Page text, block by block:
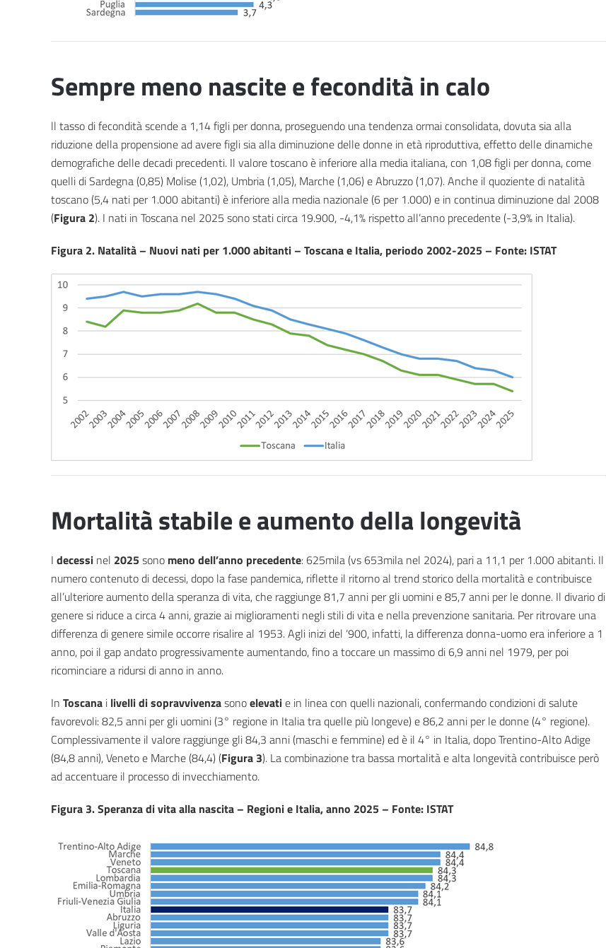
Sempre meno nascite e fecondità in calo
ll tasso di fecondità scende a 1,14 figli per donna, proseguendo una tendenza ormai consolidata, dovuta sia alla
riduzione della propensione ad avere figli sia alla diminuzione delle donne in età riproduttiva, effetto delle dinamiche
demografiche delle decadi precedenti. Il valore toscano è inferiore alla media italiana, con 1,08 figli per donna, come
quelli di Sardegna (0,85) Molise (1,02), Umbria (1,05), Marche (1,06) e Abruzzo (1,07). Anche il quoziente di natalità
toscano (5,4 nati per 1.000 abitanti) è inferiore alla media nazionale (6 per 1.000) e in continua diminuzione dal 2008
(Figura 2). I nati in Toscana nel 2025 sono stati circa 19.900, -4,1% rispetto all’anno precedente (-3,9% in Italia).
Figura 2. Natalità – Nuovi nati per 1.000 abitanti – Toscana e Italia, periodo 2002-2025 – Fonte: ISTAT
Mortalità stabile e aumento della longevità
I decessi nel 2025sono meno dell’anno precedente: 625mila (vs 653mila nel 2024), pari a 11,1 per 1.000 abitanti. Il
numero contenuto di decessi, dopo la fase pandemica, riflette il ritorno al trend storico della mortalità e contribuisce
all’ulteriore aumento della speranza di vita, che raggiunge 81,7 anni per gli uomini e 85,7 anni per le donne. Il divario di
genere si riduce a circa 4 anni, grazie ai miglioramenti negli stili di vita e nella prevenzione sanitaria. Per ritrovare una
differenza di genere simile occorre risalire al 1953. Agli inizi del ‘900, infatti, la differenza donna-uomo era inferiore a 1
anno, poi il gap andato progressivamente aumentando, fino a toccare un massimo di 6,9 anni nel 1979, per poi
ricominciare a ridursi di anno in anno.
In Toscana i livelli di sopravvivenzasonoelevatie in linea con quelli nazionali, confermando condizioni di salute
favorevoli: 82,5 anni per gli uomini (3° regione in Italia tra quelle più longeve) e 86,2 anni per le donne (4° regione).
Complessivamente il valore raggiunge gli 84,3 anni (maschi e femmine) ed è il 4° in Italia, dopo Trentino-Alto Adige
(84,8 anni), Veneto e Marche (84,4) (Figura 3). La combinazione tra bassa mortalità e alta longevità contribuisce però
ad accentuare il processo di invecchiamento.
Figura 3. Speranza di vita alla nascita – Regioni e Italia, anno 2025 – Fonte: ISTAT